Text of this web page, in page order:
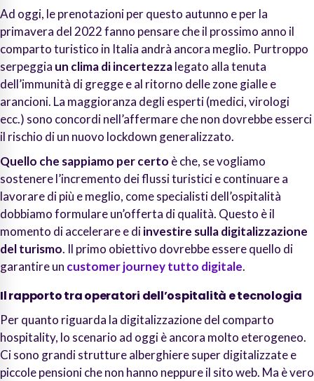
Ad oggi, le prenotazioni per questo autunno e per la
primavera del 2022 fanno pensare che il prossimo anno il
comparto turistico in Italia andrà ancora meglio. Purtroppo
serpeggia un clima di incertezzalegato alla tenuta
dell’immunità di gregge e al ritorno delle zone gialle e
arancioni. La maggioranza degli esperti (medici, virologi
ecc.) sono concordi nell’affermare che non dovrebbe esserci
il rischio di un nuovo lockdown generalizzato.
Quello che sappiamo per certo è che, se vogliamo
sostenere l’incremento dei flussi turistici e continuare a
lavorare di più e meglio, come specialisti dell’ospitalità
dobbiamo formulare un’offerta di qualità. Questo è il
momento di accelerare e diinvestire sulla digitalizzazione
del turismo. Il primo obiettivo dovrebbe essere quello di
garantire un customer journey tutto digitale.
Il rapporto tra operatori dell’ospitalità e tecnologia
Per quanto riguarda la digitalizzazione del comparto
hospitality, lo scenario ad oggi è ancora molto eterogeneo.
Ci sono grandi strutture alberghiere super digitalizzate e
piccole pensioni che non hanno neppure il sito web. Ma è vero